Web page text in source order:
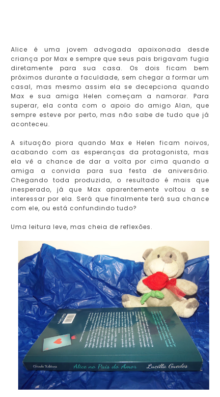
Alice é uma jovem advogada apaixonada desde
criança por Max e sempre que seus pais brigavam fugia
diretamente para sua casa. Os dois ficam bem
próximos durante a faculdade, sem chegar a formar um
casal, mas mesmo assim ela se decepciona quando
Max e sua amiga Helen começam a namorar. Para
superar, ela conta com o apoio do amigo Alan, que
sempre esteve por perto, mas não sabe de tudo que já
aconteceu.
A situação piora quando Max e Helen ficam noivos,
acabando com as esperanças da protagonista, mas
ela vê a chance de dar a volta por cima quando a
amiga a convida para sua festa de aniversário.
Chegando toda produzida, o resultado é mais que
inesperado, já que Max aparentemente voltou a se
interessar por ela. Será que finalmente terá sua chance
com ele, ou está confundindo tudo?
Uma leitura leve, mas cheia de reflexões.